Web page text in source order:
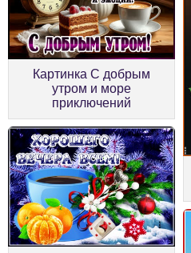
Картинка С добрым
утром и море
приключений